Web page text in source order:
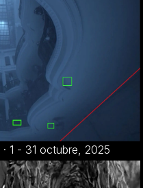
· 1 - 31 octubre, 2025